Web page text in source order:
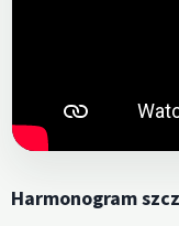
Harmonogram